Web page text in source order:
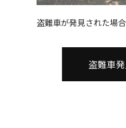
盗難車が発見された場
盗難車